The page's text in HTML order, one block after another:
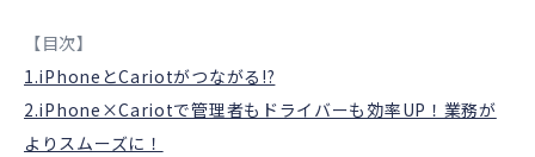
【目次】
1.iPhoneとCariotがつながる!?
2.iPhone×Cariotで管理者もドライバーも効率UP！業務が
よりスムーズに！